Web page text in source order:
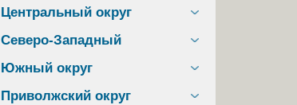
Центральный округ
Северо-Западный
Южный округ
Приволжский округ